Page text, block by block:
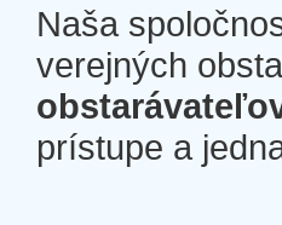
Naša
verejných
prístupe a